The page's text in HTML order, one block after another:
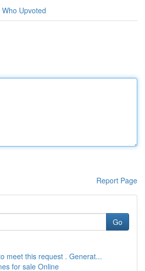
Who Upvoted
Report Page
Go
meet this request . Generat...
for sale Online